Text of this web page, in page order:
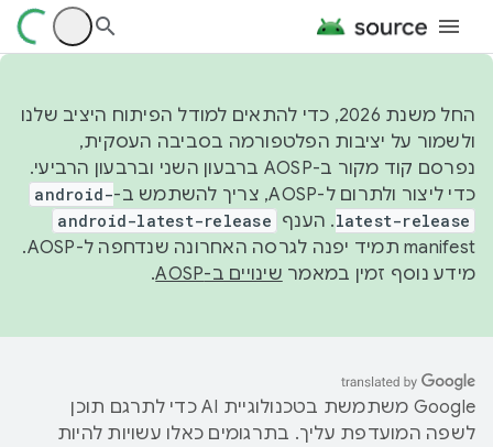
החל משנת 2026, כדי להתאים למודל הפיתוח היציב שלנו
ולשמור על יציבות הפלטפורמה בסביבה העסקית,
נפרסם קוד מקור ב-AOSP ברבעון השני וברבעון הרביעי.
כדי ליצור ולתרום ל-AOSP, צריך להשתמש ב-
android-
latest-release. הענף android-latest-release
manifest תמיד יפנה לגרסה האחרונה שנדחפה ל-AOSP.
מידע נוסף זמין במאמר שינויים ב-AOSP .
‫Google משתמשת בטכנולוגיית AI כדי לתרגם תוכן
לשפה המועדפת עליך. בתרגומים כאלו עשויות להיות